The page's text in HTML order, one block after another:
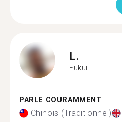
L.
Fukui
PARLE COURAMMENT
Chinois (Traditionnel)